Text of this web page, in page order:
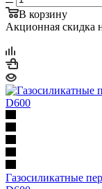
В корзину
Акционная скидка
Газосиликатные